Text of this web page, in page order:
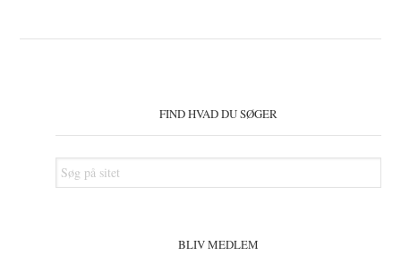
FIND HVAD DU SØGER
Søg
på
BLIV MEDLEM